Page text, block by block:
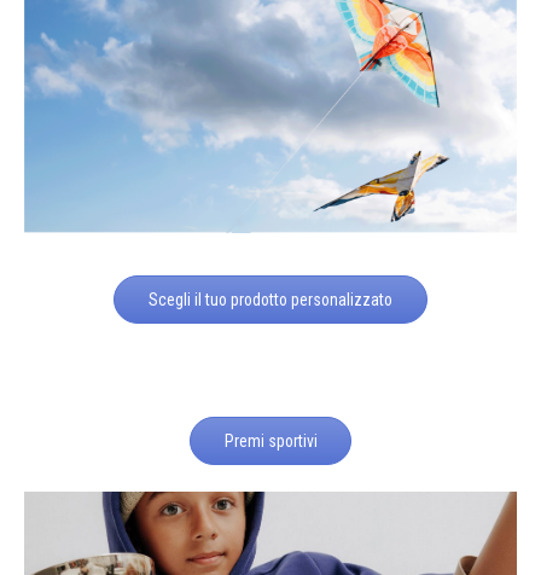
Scegli il tuo prodotto personalizzato
Premi sportivi